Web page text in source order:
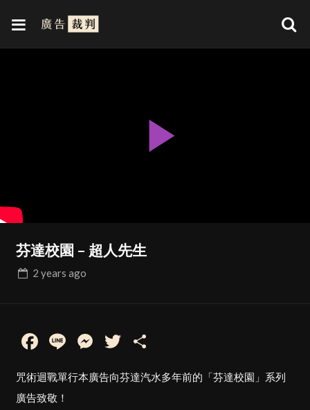
Play
芬達校園 – 超人先生
2 years ago
Facebook
LineMessenger
Twitter
咒術迴戰單行本廣告向芬達汽水多年前的「芬達校園」系列
廣告致敬！